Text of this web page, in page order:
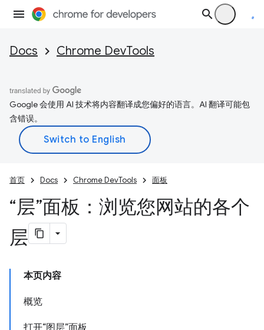
Docs Chrome DevTools
Google 会使用 AI 技术将内容翻译成您偏好的语言。AI 翻译可能包
含错误。
首页 Docs Chrome DevTools 面板
“层”面板：浏览您网站的各个
层
本页内容
概览
打开“图层”面板